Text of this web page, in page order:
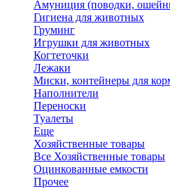
Амуниция (поводки,
Гигиена для животных
Груминг
Игрушки для животных
Когтеточки
Лежаки
Миски, контейнеры для
Наполнители
Переноски
Туалеты
Еще
Хозяйственные товары
Все Хозяйственные товары
Оцинкованные емкости
Прочее